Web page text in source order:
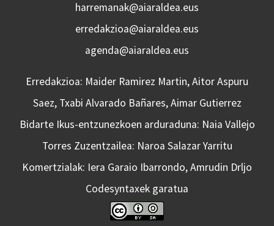
harremanak@aiaraldea.eus
erredakzioa@aiaraldea.eus
agenda@aiaraldea.eus
Erredakzioa: Maider Ramirez Martin, Aitor Aspuru
Saez, Txabi Alvarado Bañares, Aimar Gutierrez
Bidarte Ikus-entzunezkoen arduraduna: Naia Vallejo
Torres Zuzentzailea: Naroa Salazar Yarritu
Komertzialak: Iera Garaio Ibarrondo, Amrudin Drljo
Codesyntaxek garatua